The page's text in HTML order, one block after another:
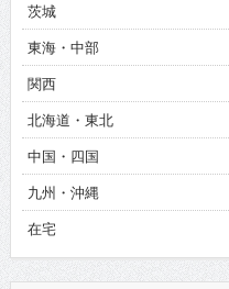
茨城
東海・中部
関西
北海道・東北
中国・四国
九州・沖縄
在宅